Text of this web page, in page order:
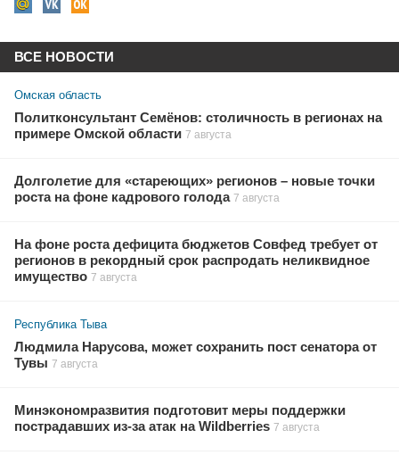
ВСЕ НОВОСТИ
Омская область
Политконсультант Семёнов: столичность в регионах на
примере Омской области 7 августа
Долголетие для «стареющих» регионов – новые точки
роста на фоне кадрового голода 7 августа
На фоне роста дефицита бюджетов Совфед требует от
регионов в рекордный срок распродать неликвидное
имущество 7 августа
Республика Тыва
Людмила Нарусова, может сохранить пост сенатора от
Тувы 7 августа
Минэкономразвития подготовит меры поддержки
пострадавших из-за атак на Wildberries 7 августа